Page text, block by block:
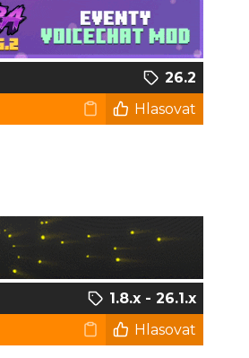
26.2
Hlasovat
1.8.x - 26.1.x
Hlasovat